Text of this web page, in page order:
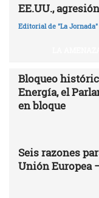
EE.UU.,
Editorial de "La Jornada"
Bloqueo
Energía, el
en bloque
Seis razones
Unión Europea